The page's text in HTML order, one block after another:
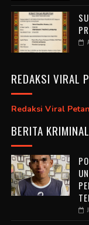
REDAKSI VIRAL
Redaksi Viral
BERITA KRIMINAL